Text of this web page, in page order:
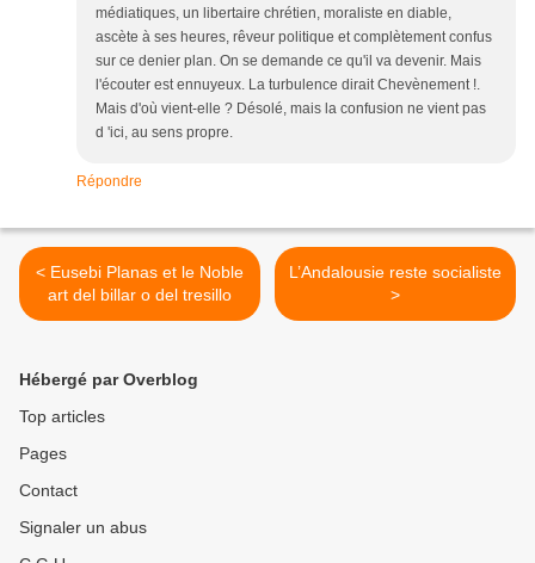
médiatiques, un libertaire chrétien, moraliste en diable,
ascète à ses heures, rêveur politique et complètement confus
sur ce denier plan. On se demande ce qu'il va devenir. Mais
l'écouter est ennuyeux. La turbulence dirait Chevènement !.
Mais d'où vient-elle ? Désolé, mais la confusion ne vient pas
d 'ici, au sens propre.
Répondre
< Eusebi Planas et le Noble
art del billar o del tresillo
L’Andalousie reste socialiste
>
Hébergé par Overblog
Top articles
Pages
Contact
Signaler un abus